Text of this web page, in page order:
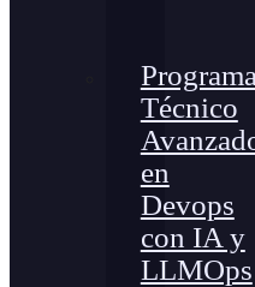
Programa
Técnico
en
Devops
con IA y
LLMOps